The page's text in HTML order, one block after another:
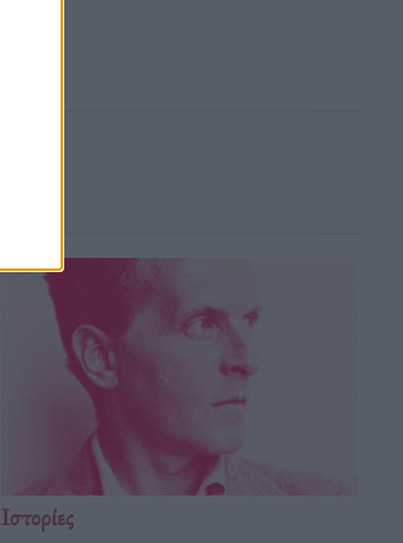
Ιστορίες